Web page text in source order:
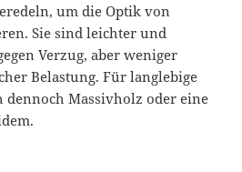
um die Optik von
Sie sind leichter und
Verzug, aber weniger
Belastung. Für langlebige
dennoch Massivholz oder eine